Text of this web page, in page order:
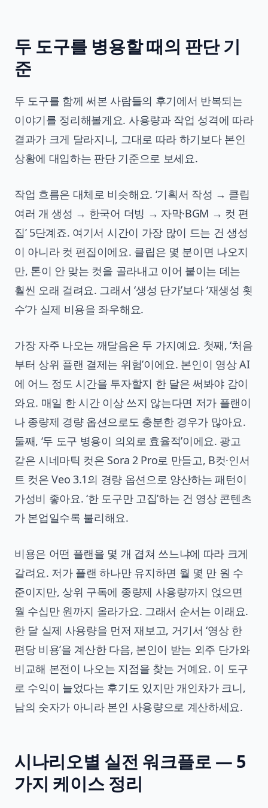
두 도구를 병용할 때의 판단 기
준
두 도구를 함께 써본 사람들의 후기에서 반복되는
이야기를 정리해볼게요. 사용량과 작업 성격에 따라
결과가 크게 달라지니, 그대로 따라 하기보다 본인
상황에 대입하는 판단 기준으로 보세요.
작업 흐름은 대체로 비슷해요. ‘기획서 작성 → 클립
여러 개 생성 → 한국어 더빙 → 자막·BGM → 컷 편
집’ 5단계죠. 여기서 시간이 가장 많이 드는 건 생성
이 아니라 컷 편집이에요. 클립은 몇 분이면 나오지
만, 톤이 안 맞는 컷을 골라내고 이어 붙이는 데는
훨씬 오래 걸려요. 그래서 ‘생성 단가’보다 ‘재생성 횟
수’가 실제 비용을 좌우해요.
가장 자주 나오는 깨달음은 두 가지예요. 첫째, ‘처음
부터 상위 플랜 결제는 위험’이에요. 본인이 영상 AI
에 어느 정도 시간을 투자할지 한 달은 써봐야 감이
와요. 매일 한 시간 이상 쓰지 않는다면 저가 플랜이
나 종량제 경량 옵션으로도 충분한 경우가 많아요.
둘째, ‘두 도구 병용이 의외로 효율적’이에요. 광고
같은 시네마틱 컷은 Sora 2 Pro로 만들고, B컷·인서
트 컷은 Veo 3.1의 경량 옵션으로 양산하는 패턴이
가성비 좋아요. ‘한 도구만 고집’하는 건 영상 콘텐츠
가 본업일수록 불리해요.
비용은 어떤 플랜을 몇 개 겹쳐 쓰느냐에 따라 크게
갈려요. 저가 플랜 하나만 유지하면 월 몇 만 원 수
준이지만, 상위 구독에 종량제 사용량까지 얹으면
월 수십만 원까지 올라가요. 그래서 순서는 이래요.
한 달 실제 사용량을 먼저 재보고, 거기서 ‘영상 한
편당 비용’을 계산한 다음, 본인이 받는 외주 단가와
비교해 본전이 나오는 지점을 찾는 거예요. 이 도구
로 수익이 늘었다는 후기도 있지만 개인차가 크니,
남의 숫자가 아니라 본인 사용량으로 계산하세요.
시나리오별 실전 워크플로 — 5
가지 케이스 정리